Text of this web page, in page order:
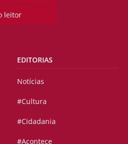
leitor
EDITORIAS
Notícias
#Cultura
#Cidadania
#Acontece